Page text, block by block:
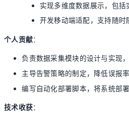
实现多维度数据展示，包
开发移动端适配，支持随时
个人贡献：
负责数据采集模块的设计与实现
主导告警策略的制定，降低误报
编写自动化部署脚本，将系统部
技术收获：